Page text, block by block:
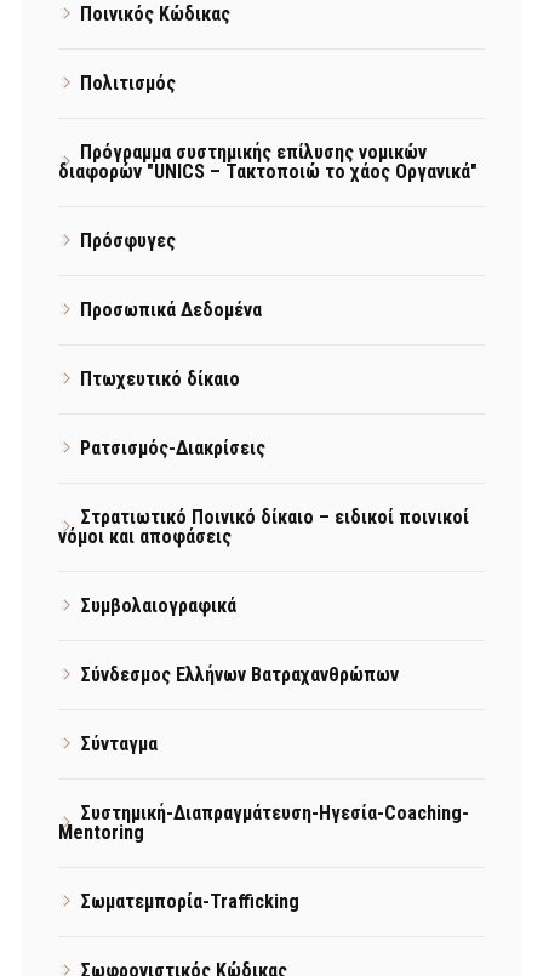
Ποινικός Κώδικας
Πολιτισμός
Πρόγραμμα συστημικής επίλυσης νομικών
διαφορών "UNICS – Τακτοποιώ το χάος Οργανικά"
Πρόσφυγες
Προσωπικά Δεδομένα
Πτωχευτικό δίκαιο
Ρατσισμός-Διακρίσεις
Στρατιωτικό Ποινικό δίκαιο – ειδικοί ποινικοί
νόμοι και αποφάσεις
Συμβολαιογραφικά
Σύνδεσμος Ελλήνων Βατραχανθρώπων
Σύνταγμα
Συστημική-Διαπραγμάτευση-Ηγεσία-Coaching-
Mentoring
Σωματεμπορία-Trafficking
Σωφρονιστικός Κώδικας